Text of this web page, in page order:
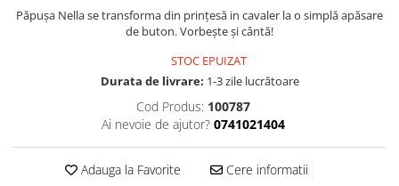
Păpușa Nella se transforma din prințesă in cavaler la o simplă apăsare
de buton. Vorbește și cântă!
STOC EPUIZAT
Durata de livrare: 1-3 zile lucrătoare
Cod Produs: 100787
Ai nevoie de ajutor? 0741021404
Adauga la Favorite Cere informatii